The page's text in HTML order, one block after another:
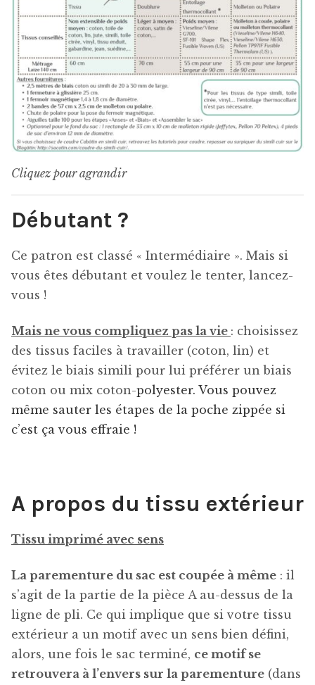
Cliquez pour agrandir
Débutant ?
Ce patron est classé « Intermédiaire ». Mais si
vous êtes débutant et voulez le tenter, lancez-
vous !
Mais ne vous compliquez pas la vie : choisissez
des tissus faciles à travailler (coton, lin) et
évitez le biais simili pour lui préférer un biais
coton ou mix coton-polyester. Vous pouvez
même sauter les étapes de la poche zippée si
c’est ça vous effraie !
A propos du tissu extérieur
Tissu imprimé avec sens
La parementure du sac est coupée à même : il
s’agit de la partie de la pièce A au-dessus de la
ligne de pli. Ce qui implique que si votre tissu
extérieur a un motif avec un sens bien défini,
alors, une fois le sac terminé, ce motif se
retrouvera à l’envers sur la parementure (dans